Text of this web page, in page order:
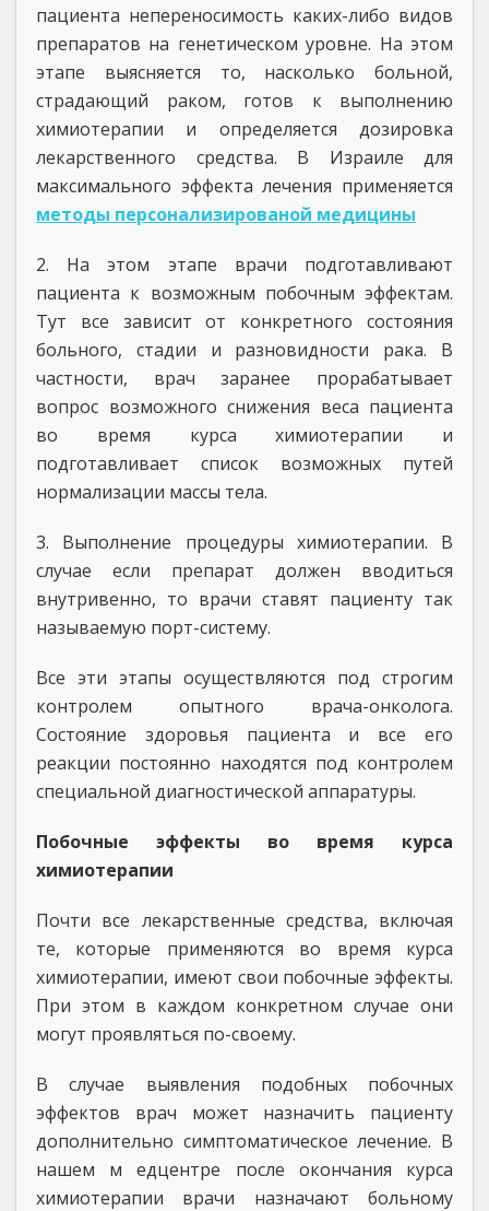
пациента непереносимость каких-либо видов
препаратов на генетическом уровне. На этом
этапе выясняется то, насколько больной,
страдающий раком, готов к выполнению
химиотерапии и определяется дозировка
лекарственного средства. В Израиле для
максимального эффекта лечения применяется
методы персонализированой медицины
2. На этом этапе врачи подготавливают
пациента к возможным побочным эффектам.
Тут все зависит от конкретного состояния
больного, стадии и разновидности рака. В
частности, врач заранее прорабатывает
вопрос возможного снижения веса пациента
во время курса химиотерапии и
подготавливает список возможных путей
нормализации массы тела.
3. Выполнение процедуры химиотерапии. В
случае если препарат должен вводиться
внутривенно, то врачи ставят пациенту так
называемую порт-систему.
Все эти этапы осуществляются под строгим
контролем опытного врача-онколога.
Состояние здоровья пациента и все его
реакции постоянно находятся под контролем
специальной диагностической аппаратуры.
Побочные эффекты во время курса
химиотерапии
Почти все лекарственные средства, включая
те, которые применяются во время курса
химиотерапии, имеют свои побочные эффекты.
При этом в каждом конкретном случае они
могут проявляться по-своему.
В случае выявления подобных побочных
эффектов врач может назначить пациенту
дополнительно симптоматическое лечение. В
нашем м едцентре после окончания курса
химиотерапии врачи назначают больному